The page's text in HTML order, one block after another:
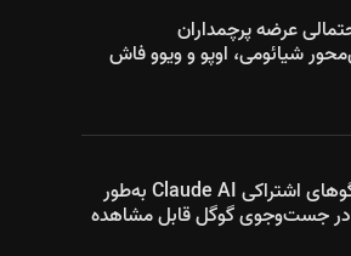
عرضه پرچمداران
شیائومی، اوپو و ویوو فاش
گفت‌وگوهای اشتراکی Claude AI به‌طور
جست‌وجوی گوگل قابل مشاهده